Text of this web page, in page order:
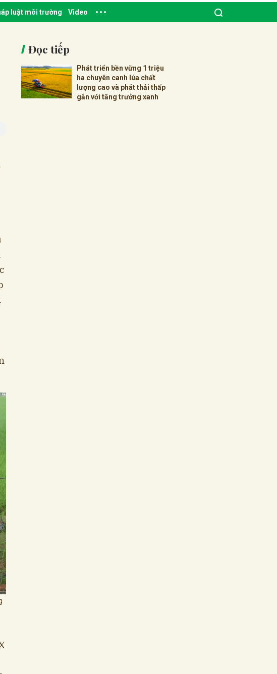
luật môi trường Video
Đọc tiếp
Phát triển bền vững 1 triệu
ha chuyên canh lúa chất
lượng cao và phát thải thấp
gắn với tăng trưởng xanh